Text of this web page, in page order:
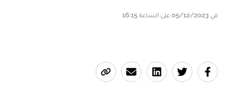
في 05/12/2023 على الساعة 16:15